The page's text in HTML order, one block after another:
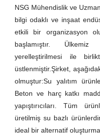
NSG Mühendislik ve
bilgi odaklı ve inşaat
etkili bir organizasyon
başlamıştır.
yerelleştirilmesi ile
üstlenmiştir.Şirket,
olmuştur:Su yalıtım
Beton ve harç katkı
yapıştırıcıları. Tüm
üretilmiş su bazlı
ideal bir alternatif